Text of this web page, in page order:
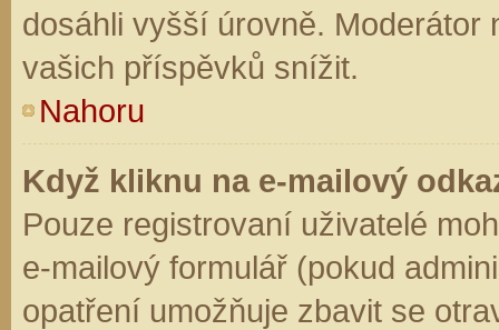
dosáhli vyšší úrovně. Moderátor
vašich příspěvků snížit.
Nahoru
Když kliknu na e-mailový
Pouze registrovaní uživatelé
e-mailový formulář (pokud
opatření umožňuje zbavit se